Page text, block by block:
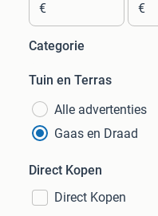
€ €
Categorie
Tuin en Terras
Alle advertenties
Gaas en Draad
Direct Kopen
Direct Kopen